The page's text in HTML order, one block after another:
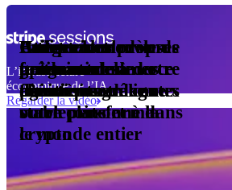
Acceptez et
optimisez les
paiements en ligne
ou en personne dans
le monde entier
Utilisez le modèle de
facturation de votre
choix
au
des
Boostez vos revenus
grâce au commerce
agentique
Créez votre propre
programme
d’émission de cartes
Faites circuler vos
fonds au-delà des
frontières grâce aux
stablecoins et à la
crypto
Intégrez les
paiements
directement dans
votre plateforme
L’infrastructure
économique de l’IA
Regarder la vidéo